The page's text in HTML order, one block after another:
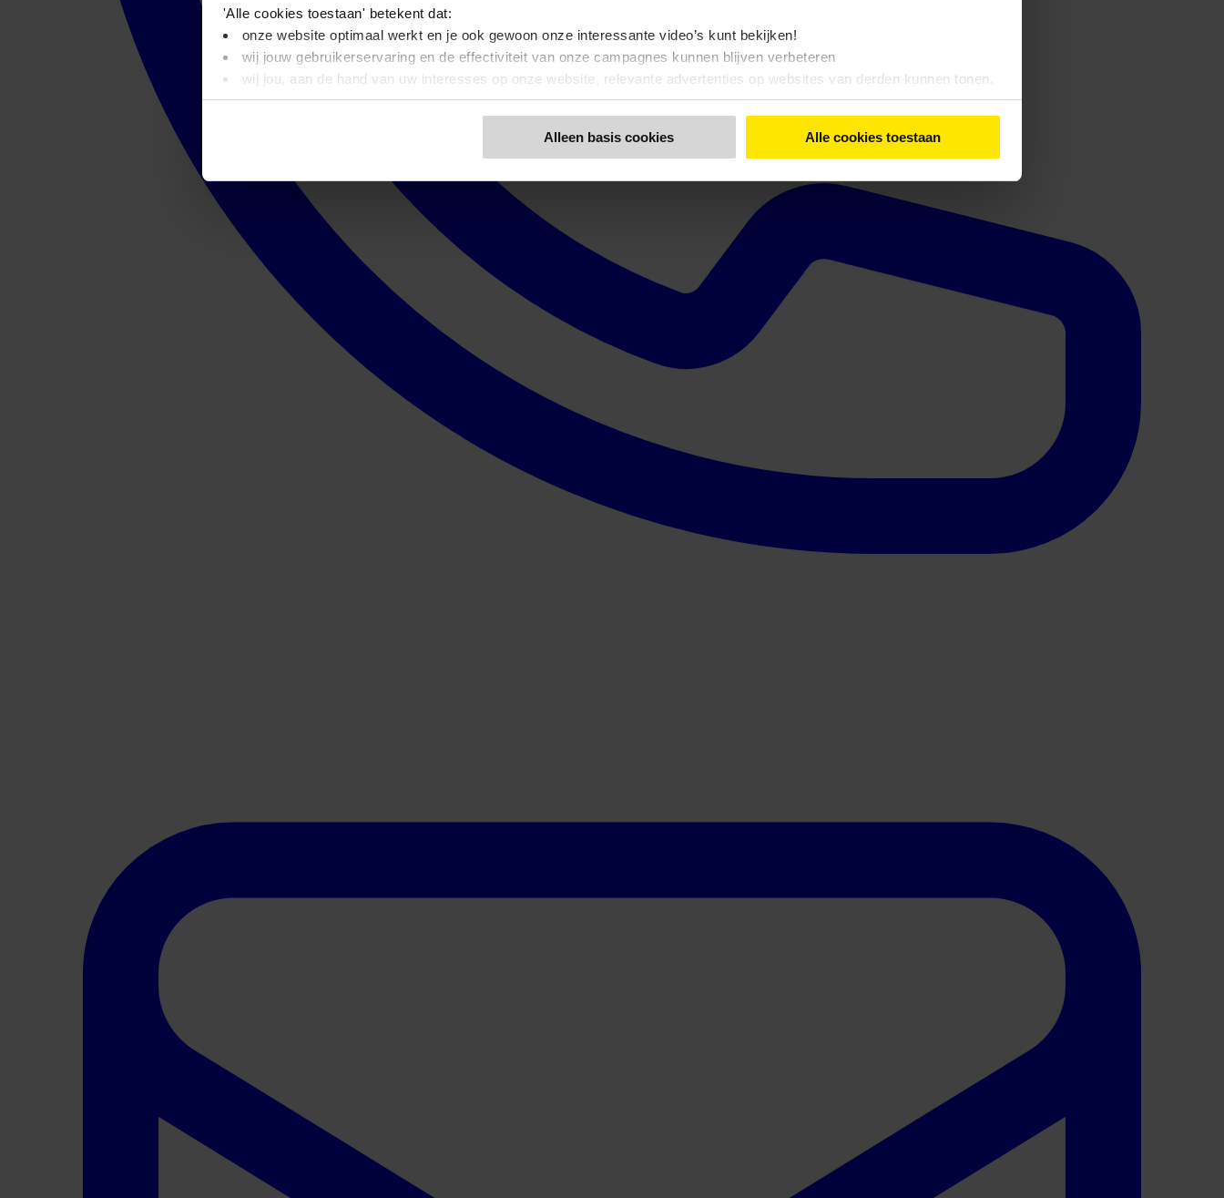
'Alle cookies toestaan' betekent dat:
onze website optimaal werkt en je ook gewoon onze interessante video’s kunt bekijken!
wij jouw gebruikerservaring en de effectiviteit van onze campagnes kunnen blijven verbeteren
wij jou, aan de hand van uw interesses op onze website, relevante advertenties op websites van derden kunnen tonen.
je onze video’s niet kunt bekijken, zonde toch…?
Dit bericht verdwijnt zodra u een keuze maakt. Via de knop 'Details tonen' en de pagina ' Cookiebeleid
informatie. Op deze pagina kunt u ook uw keuze aanpassen.
Alleen basis cookies Alle cookies toestaan